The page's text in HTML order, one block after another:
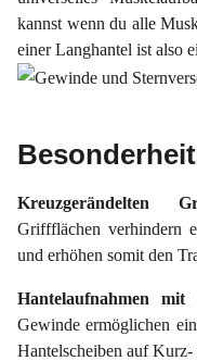
kannst wenn du alle
einer Langhantel ist also
Kreuzgerändelten
Griffflächen verhindern
und erhöhen somit den
Hantelaufnahmen
Gewinde ermöglichen
Hantelscheiben auf Kurz-